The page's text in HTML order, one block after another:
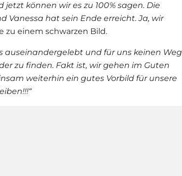
können wir es zu 100% sagen. Die
Vanessa hat sein Ende erreicht. Ja, wir
zu einem schwarzen Bild.
auseinandergelebt und für uns keinen Weg
zu finden. Fakt ist, wir gehen im Guten
weiterhin ein gutes Vorbild für unsere